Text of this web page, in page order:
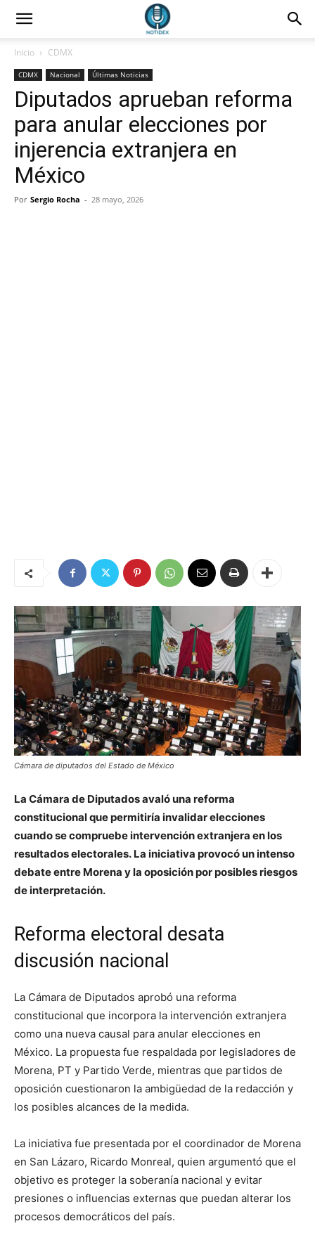
Inicio CDMX
CDMX Nacional Últimas Noticias
Diputados aprueban reforma
para anular elecciones por
injerencia extranjera en
México
Por Sergio Rocha - 28 mayo, 2026
Cámara de diputados del Estado de México
La Cámara de Diputados avaló una reforma
constitucional que permitiría invalidar elecciones
cuando se compruebe intervención extranjera en los
resultados electorales. La iniciativa provocó un intenso
debate entre Morena y la oposición por posibles riesgos
de interpretación.
Reforma electoral desata
discusión nacional
La Cámara de Diputados aprobó una reforma
constitucional que incorpora la intervención extranjera
como una nueva causal para anular elecciones en
México. La propuesta fue respaldada por legisladores de
Morena, PT y Partido Verde, mientras que partidos de
oposición cuestionaron la ambigüedad de la redacción y
los posibles alcances de la medida.
La iniciativa fue presentada por el coordinador de Morena
en San Lázaro, Ricardo Monreal, quien argumentó que el
objetivo es proteger la soberanía nacional y evitar
presiones o influencias externas que puedan alterar los
procesos democráticos del país.